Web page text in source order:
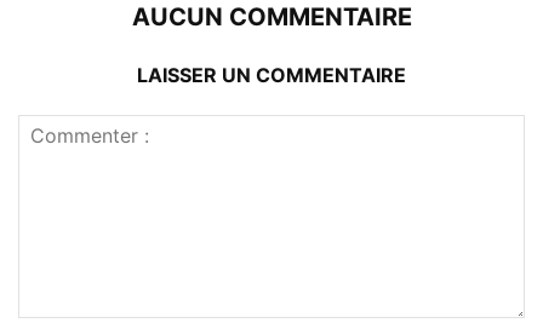
AUCUN COMMENTAIRE
LAISSER UN COMMENTAIRE